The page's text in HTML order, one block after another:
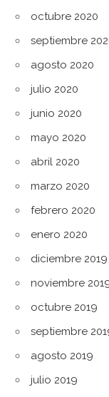
octubre 2020
septiembre
agosto 2020
julio 2020
junio 2020
mayo 2020
abril 2020
marzo 2020
febrero 2020
enero 2020
diciembre 2019
noviembre
octubre 2019
septiembre
agosto 2019
julio 2019